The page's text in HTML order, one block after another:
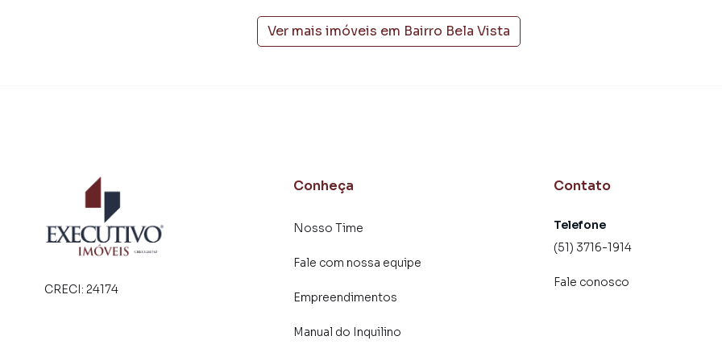
e tendo como consequência uma maior chance de vender ou alugar seu imóvel mais rápido. Contamos
também com um time de programadores, corretores treinados e uma central de atendimento
Ver mais imóveis em Bairro Bela Vista
CRECI: 24174
Conheça
Nosso Time
Fale com nossa equipe
Empreendimentos
Manual do Inquilino
Contato
Telefone
(51) 3716-1914
Fale conosco